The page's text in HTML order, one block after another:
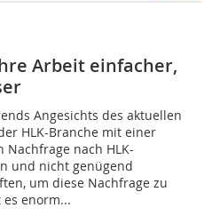
Arbeit einfacher,
Angesichts des aktuellen
HLK-Branche mit einer
Nachfrage nach HLK-
und nicht genügend
um diese Nachfrage zu
es enorm...